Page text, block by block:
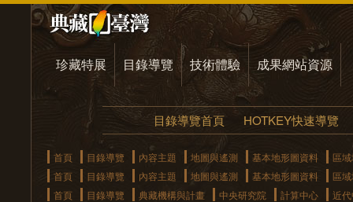
珍藏特展 目錄導覽 技術體驗 成果網站資源
目錄導覽首頁 HOTKEY快速導覽
首頁 目錄導覽 內容主題 地圖與遙測 基本地形圖資料
區
首頁
目錄導覽 內容主題 地圖與遙測 基本地形圖資料
區
首頁
目錄導覽 典藏機構與計畫 中央研究院 計算中心 近